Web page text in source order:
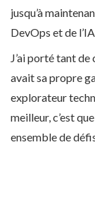
jusqu’à
DevOps et de
J’ai porté tant
avait sa propre
explorateur
meilleur, c’est
ensemble de